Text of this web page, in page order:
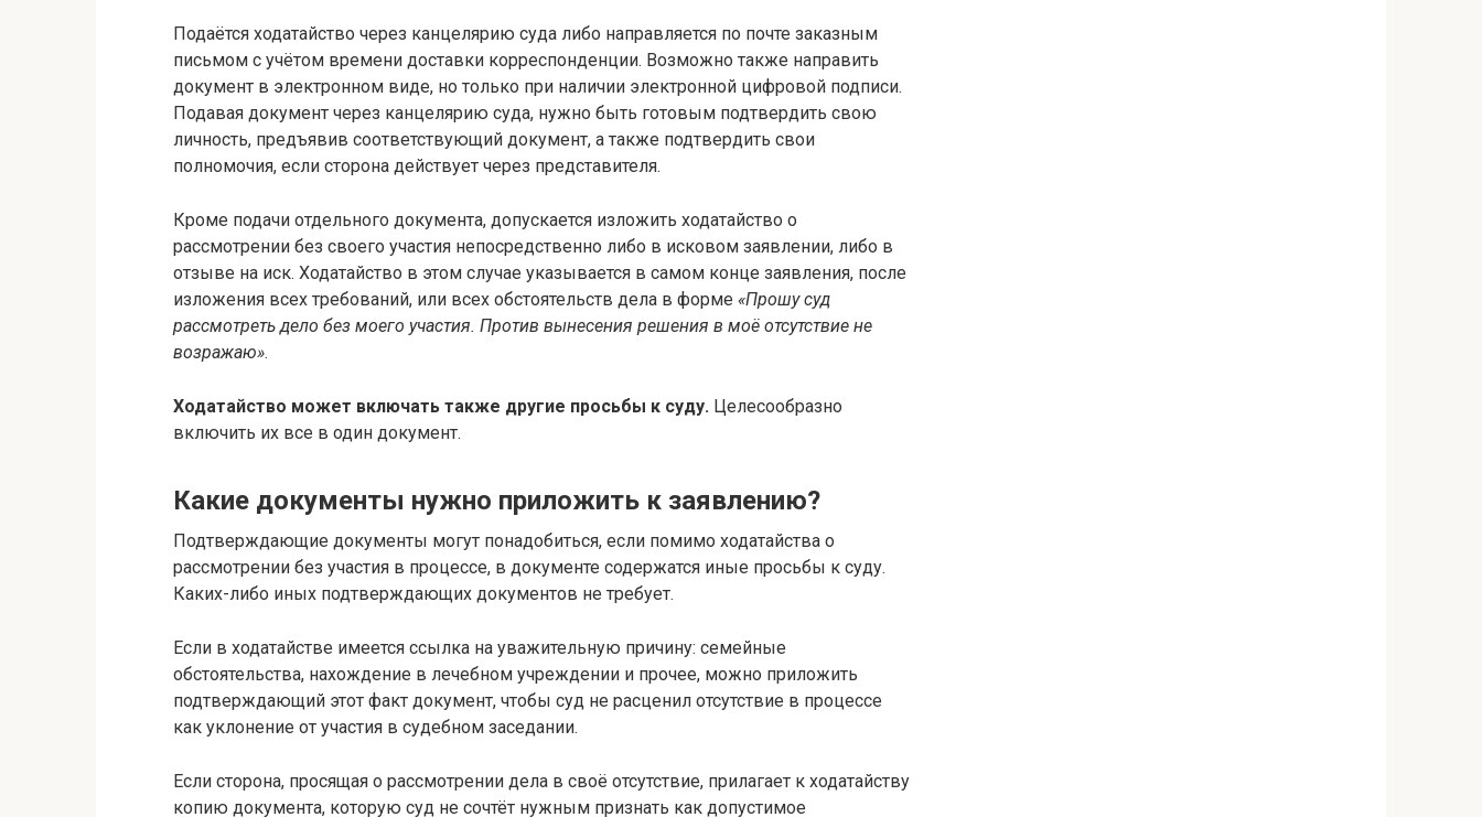
Подаётся ходатайство через канцелярию суда либо направляется по почте заказным
письмом с учётом времени доставки корреспонденции. Возможно также направить
документ в электронном виде, но только при наличии электронной цифровой подписи.
Подавая документ через канцелярию суда, нужно быть готовым подтвердить свою
личность, предъявив соответствующий документ, а также подтвердить свои
полномочия, если сторона действует через представителя.
Кроме подачи отдельного документа, допускается изложить ходатайство о
рассмотрении без своего участия непосредственно либо в исковом заявлении, либо в
отзыве на иск. Ходатайство в этом случае указывается в самом конце заявления, после
изложения всех требований, или всех обстоятельств дела в форме «Прошу суд
рассмотреть дело без моего участия. Против вынесения решения в моё отсутствие не
возражаю».
Ходатайство может включать также другие просьбы к суду. Целесообразно
включить их все в один документ.
Какие документы нужно приложить к заявлению?
Подтверждающие документы могут понадобиться, если помимо ходатайства о
рассмотрении без участия в процессе, в документе содержатся иные просьбы к суду.
Каких-либо иных подтверждающих документов не требует.
Если в ходатайстве имеется ссылка на уважительную причину: семейные
обстоятельства, нахождение в лечебном учреждении и прочее, можно приложить
подтверждающий этот факт документ, чтобы суд не расценил отсутствие в процессе
как уклонение от участия в судебном заседании.
Если сторона, просящая о рассмотрении дела в своё отсутствие, прилагает к ходатайству
копию документа, которую суд не сочтёт нужным признать как допустимое